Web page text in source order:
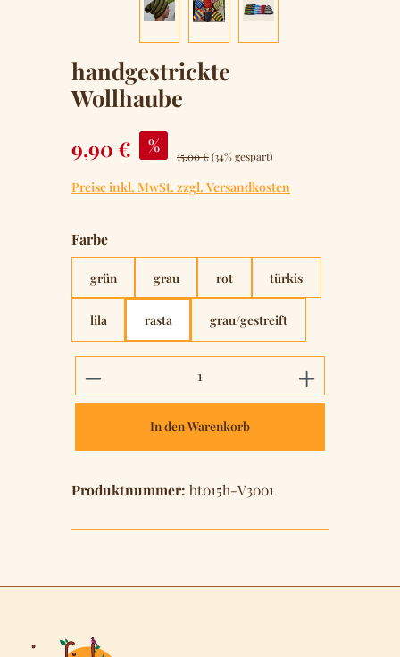
handgestrickte
Wollhaube
Verkaufspreis:
9,90 € % Regulärer Preis:
15,00 €(34% gespart)
Preise inkl. MwSt. zzgl. Versandkosten
Farbeauswählen
grün grau rot türkis
lila rasta grau/gestreift
Produkt Anzahl: Gib den
In den Warenkorb
Produktnummer: bt015h-V3001